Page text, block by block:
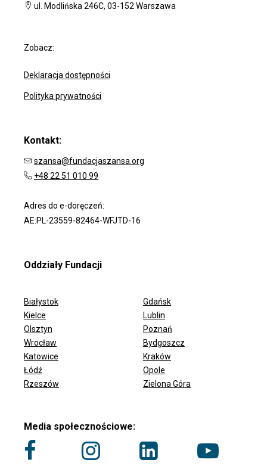
ul. Modlińska 246C, 03-152 Warszawa
Zobacz:
Deklaracja dostępności
Polityka prywatności
Kontakt:
szansa@fundacjaszansa.org
+48 22 51 010 99
Adres do e-doręczeń:
AE:PL-23559-82464-WFJTD-16
Oddziały Fundacji
ODDZIAŁY FUNDACJI
Białystok
Gdańsk
Kielce
Lublin
Olsztyn
Poznań
Wrocław
Bydgoszcz
Katowice
Kraków
Łódź
Opole
Rzeszów
Zielona Góra
Media społecznościowe: